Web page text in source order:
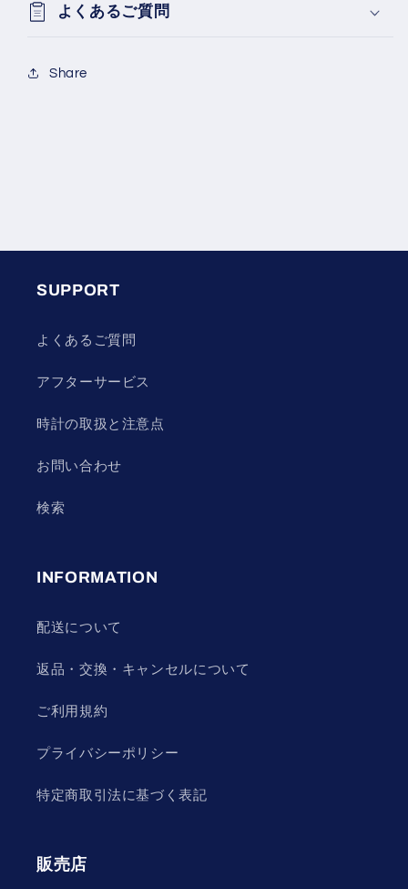
よくあるご質問
Share
SUPPORT
よくあるご質問
アフターサービス
時計の取扱と注意点
お問い合わせ
検索
INFORMATION
配送について
返品・交換・キャンセルについて
ご利用規約
プライバシーポリシー
特定商取引法に基づく表記
販売店